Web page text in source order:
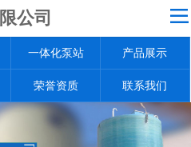
公司
一体化泵站 产品展示
荣誉资质 联系我们